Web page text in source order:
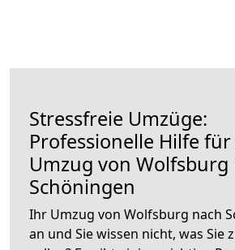
Stressfreie Umzüge:
Professionelle Hilfe
Umzug von Wolfsburg
Schöningen
Ihr Umzug von Wolfsburg nach
an und Sie wissen nicht, was Sie